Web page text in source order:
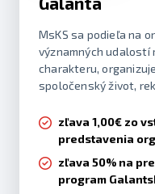
MsKS sa podieľa na
významných udalostí
charakteru,
spoločenský život,
zľava 1,00€ zo
predstavenia
zľava 50% na
program